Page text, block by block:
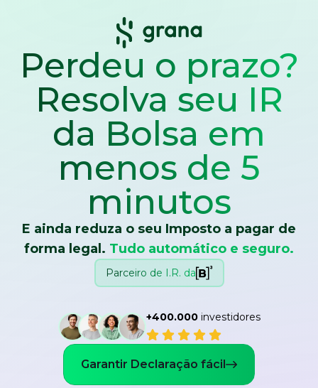
Perdeu o prazo?
Resolva seu IR
da Bolsa em
menos de 5
minutos
E ainda reduza o seu Imposto a pagar de
forma legal. Tudo automático e seguro.
Parceiro de I.R. da
+400.000investidores
Garantir Declaração fácil